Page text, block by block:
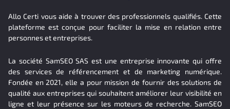
Allo Certi vous aide à trouver des professionnels qualifiés. Cette
plateforme est conçue pour faciliter la mise en relation entre
personnes et entreprises.
La société SamSEO SAS est une entreprise innovante qui offre
des services de référencement et de marketing numérique.
Fondée en 2021, elle a pour mission de fournir des solutions de
qualité aux entreprises qui souhaitent améliorer leur visibilité en
ligne et leur présence sur les moteurs de recherche. SamSEO